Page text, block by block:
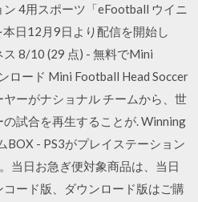
4用スポーツ「eFootball ウイニ
日12月9日より配信を開始し
8/10 (29 点) - 無料でMini
ロード Mini Football Head Soccer
ーがナショナル チームから、世
試合を再生することが. Winning
BOX - PS3がプレイステーション
当日お急ぎ便対象商品は、当日
ード版、ダウンロード版はご購